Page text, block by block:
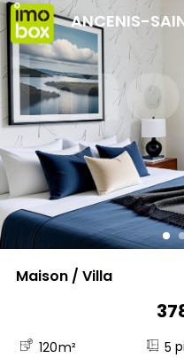
ANCENIS-
Maison / Villa
120m² 5